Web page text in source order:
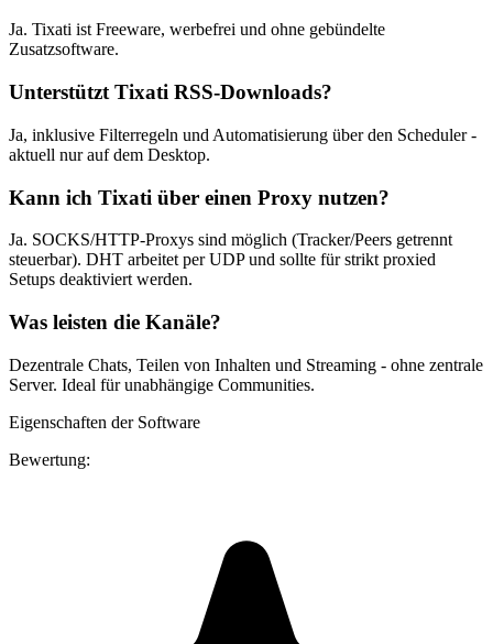
Ja. Tixati ist Freeware, werbefrei und ohne gebündelte
Zusatzsoftware.
Unterstützt Tixati RSS-Downloads?
Ja, inklusive Filterregeln und Automatisierung über den Scheduler -
aktuell nur auf dem Desktop.
Kann ich Tixati über einen Proxy nutzen?
Ja. SOCKS/HTTP-Proxys sind möglich (Tracker/Peers getrennt
steuerbar). DHT arbeitet per UDP und sollte für strikt proxied
Setups deaktiviert werden.
Was leisten die Kanäle?
Dezentrale Chats, Teilen von Inhalten und Streaming - ohne zentrale
Server. Ideal für unabhängige Communities.
Eigenschaften der Software
Bewertung: